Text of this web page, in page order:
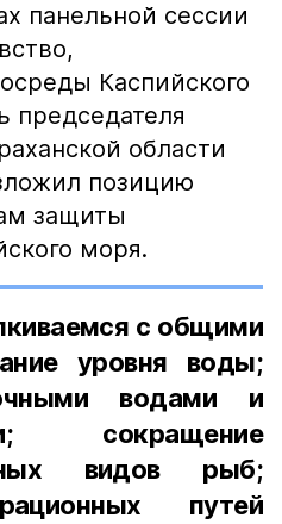
панельной сессии
Каспийского
председателя
области
позицию
защиты
моря.
с общими
уровня воды;
водами и
сокращение
видов рыб;
путей